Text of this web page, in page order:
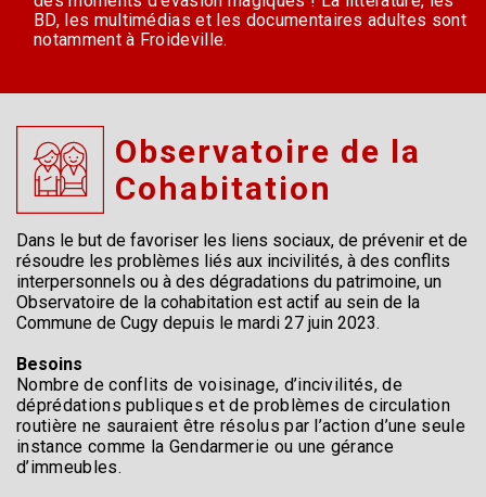
BD, les multimédias et les documentaires adultes sont
notamment à Froideville.
Observatoire de la
Cohabitation
Dans le but de favoriser les liens sociaux, de prévenir et de
résoudre les problèmes liés aux incivilités, à des conflits
interpersonnels ou à des dégradations du patrimoine, un
Observatoire de la cohabitation est actif au sein de la
Commune de Cugy depuis le mardi 27 juin 2023.
Besoins
Nombre de conflits de voisinage, d’incivilités, de
déprédations publiques et de problèmes de circulation
routière ne sauraient être résolus par l’action d’une seule
instance comme la Gendarmerie ou une gérance
d’immeubles.